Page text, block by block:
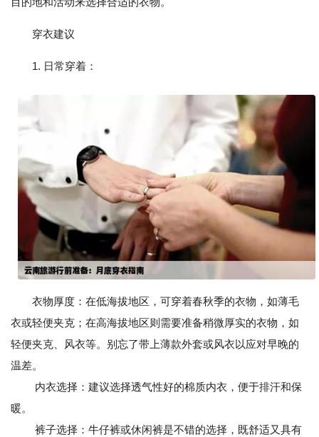
穿衣建议
1. 日常穿着：
衣物厚度：在低海拔地区，可穿着春秋季的衣物，如薄毛
衣或轻便夹克；在高海拔地区则需要准备稍微厚实的衣物，如
轻便夹克、风衣等。别忘了带上薄款外套或风衣以应对早晚的
温差。
内衣选择：建议选择透气性好的棉质内衣，便于排汗和保
暖。
裤子选择：牛仔裤或休闲裤是不错的选择，既舒适又具有